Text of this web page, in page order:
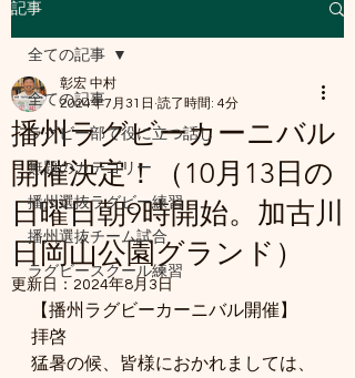
記事
全ての記事
ラグビー部で役に立つ話し
無題のカテゴリー
播州選抜ラグビー練習
播州選抜チーム試合
ラグビースクール練習
全ての記事
播州ラグビーカーニバル
開催決定！（10月13日の
日曜日朝9時開始。加古川
日岡山公園グランド）
彰宏 中村
2024年7月31日 読了時間: 4分
更新日： 2024年8月3日
【播州ラグビーカーニバル開催】
拝啓
猛暑の候、皆様におかれましては、